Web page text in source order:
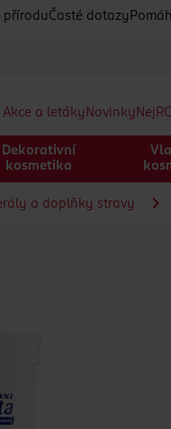
přírodu Časté dotazy
Akce a letáky Novinky Nej
Dekorativní
kosmetika
a doplňky stravy